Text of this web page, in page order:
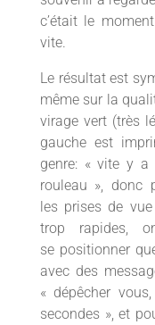
c’était le
vite.
Le résultat est
même sur la
virage vert (très
gauche est
genre: « vite y a
rouleau », donc
les prises de
trop rapides,
se positionner
avec des
« dépêcher
secondes », et